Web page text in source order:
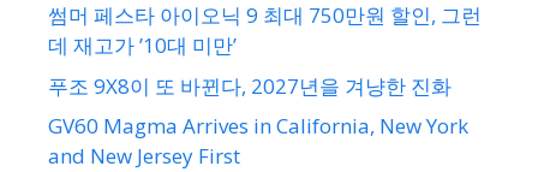
썸머 페스타 아이오닉 9 최대 750만원 할인, 그런
데 재고가 ’10대 미만’
푸조 9X8이 또 바뀐다, 2027년을 겨냥한 진화
GV60 Magma Arrives in California, New York
and New Jersey First